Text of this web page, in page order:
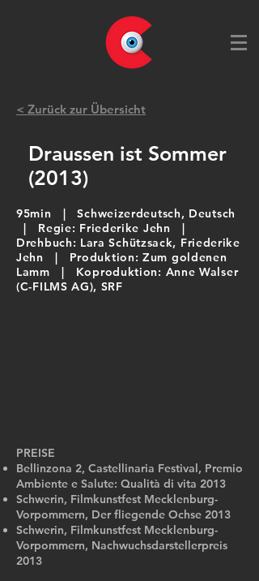
< Zurück zur Übersicht
Draussen ist Sommer
(2013)
95min |Schweizerdeutsch, Deutsch
| Regie: Friederike Jehn |
Drehbuch: Lara Schützsack, Friederike
Jehn | Produktion: Zum goldenen
Lamm | Koproduktion: Anne Walser
(C-FILMS AG), SRF
PREISE
Bellinzona 2, Castellinaria Festival, Premio
Ambiente e Salute: Qualità di vita 2013
Schwerin, Filmkunstfest Mecklenburg-
Vorpommern, Der fliegende Ochse 2013
Schwerin, Filmkunstfest Mecklenburg-
Vorpommern, Nachwuchsdarstellerpreis
2013